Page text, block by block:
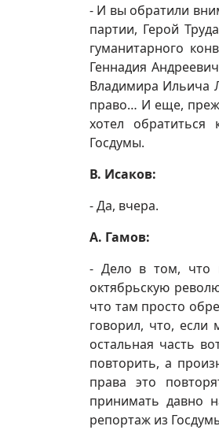
- И вы обратили
партии, Герой
гуманитарного
Геннадия
Владимира Ильича
право… И еще,
хотел
Госдумы.
В. Исаков:
- Да, вчера.
А. Гамов:
- Дело в том, что
октябрьскую
что там просто
говорил, что,
остальная часть
повторить, а
права это
принимать давно
репортаж из